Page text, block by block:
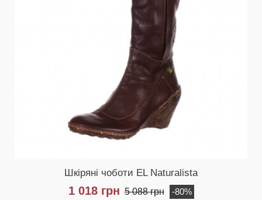
Шкіряні чоботи EL Naturalista
1 018 грн 5 088 грн
-80%